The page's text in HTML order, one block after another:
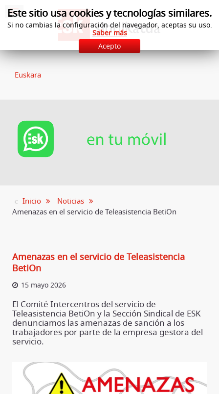
Euskara
Inicio
Noticias
Amenazas en el servicio de Teleasistencia BetiOn
Amenazas en el servicio de Teleasistencia
BetiOn
15 mayo 2026
El Comité Intercentros del servicio de
Teleasistencia BetiOn y la Sección Sindical de ESK
denunciamos las amenazas de sanción a los
trabajadores por parte de la empresa gestora del
servicio.
Este sitio usa cookies y tecnologías similares.
Si no cambias la configuración del navegador, aceptas su uso.
Saber más
Acepto